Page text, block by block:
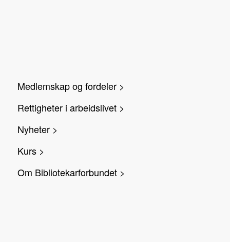
Medlemskap og fordeler >
Rettigheter i arbeidslivet >
Nyheter >
Kurs >
Om Bibliotekarforbundet >